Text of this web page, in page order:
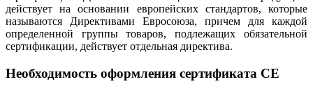
действует на основании европейских стандартов, которые
называются Директивами Евросоюза, причем для каждой
определенной группы товаров, подлежащих обязательной
сертификации, действует отдельная директива.
Необходимость оформления сертификата СЕ